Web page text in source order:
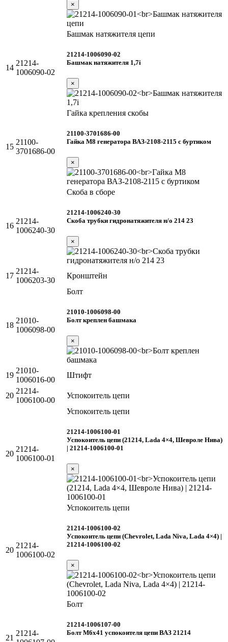
×
14
21214-
1006090-02
Башмак натяжителя цепи
21214-1006090-02
Башмак натяжителя 1,7i
×
15
21100-
3701686-00
Гайка крепления скобы
21100-3701686-00
Гайка М8 генератора ВАЗ-2108-2115 с буртиком
×
16
21214-
1006240-30
Скоба в сборе
21214-1006240-30
Скоба трубки гидронатяжителя н/о 214 23
×
17
21214-
1006203-30
Кронштейн
18
21010-
1006098-00
Болт
21010-1006098-00
Болт креплен башмака
×
19
21010-
1006016-00
Штифт
20
21214-
1006100-00
Успокоитель цепи
20
21214-
1006100-01
Успокоитель цепи
21214-1006100-01
Успокоитель цепи (21214, Lada 4×4, Шевроле Нива)
| 21214-1006100-01
×
20
21214-
1006100-02
Успокоитель цепи
21214-1006100-02
Успокоитель цепи (Chevrolet, Lada Niva, Lada 4×4) |
21214-1006100-02
×
21
21214-
Болт
21214-1006107-00
Болт М6х41 успокоителя цепи ВАЗ 21214